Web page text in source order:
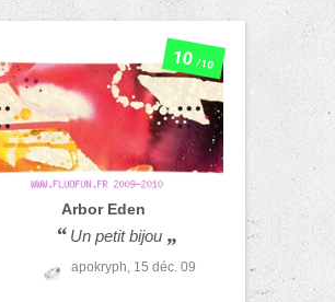
Arbor Eden
Un petit bijou
apokryph, 15 déc. 09
10/10